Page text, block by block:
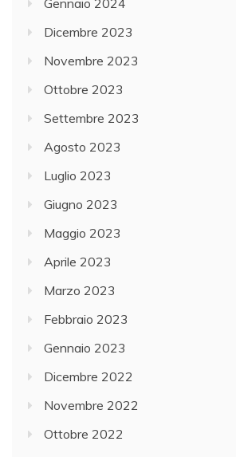
Gennaio 2024
Dicembre 2023
Novembre 2023
Ottobre 2023
Settembre 2023
Agosto 2023
Luglio 2023
Giugno 2023
Maggio 2023
Aprile 2023
Marzo 2023
Febbraio 2023
Gennaio 2023
Dicembre 2022
Novembre 2022
Ottobre 2022